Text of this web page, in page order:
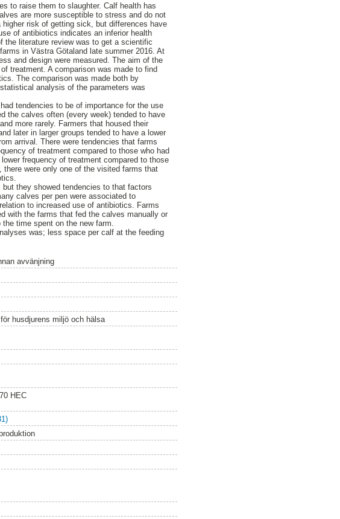
to raise them to slaughter. Calf health has
are more susceptible to stress and do not
risk of getting sick, but differences have
of antibiotics indicates an inferior health
the literature review was to get a scientific
in Västra Götaland late summer 2016. At
and design were measured. The aim of the
treatment. A comparison was made to find
The comparison was made both by
analysis of the parameters was
tendencies to be of importance for the use
the calves often (every week) tended to have
more rarely. Farmers that housed their
later in larger groups tended to have a lower
arrival. There were tendencies that farms
of treatment compared to those who had
frequency of treatment compared to those
there were only one of the visited farms that
they showed tendencies to that factors
calves per pen were associated to
to increased use of antibiotics. Farms
with the farms that fed the calves manually or
time spent on the new farm.
was; less space per calf at the feeding
avvänjning
husdjurens miljö och hälsa
HEC